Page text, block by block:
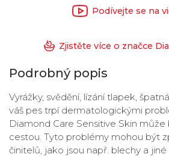
Podívejte se na
Zjistěte více o značce
Podrobný popis
Vyrážky, svědění, lízání tlapek,
váš pes trpí dermatologickými
Diamond Care Sensitive Skin
cestou. Tyto problémy mohou být
činitelů, jako jsou např. blechy a